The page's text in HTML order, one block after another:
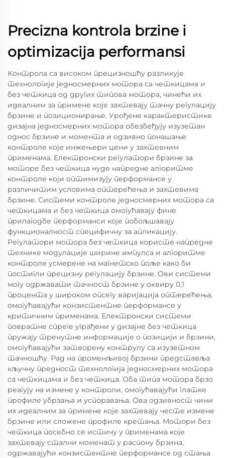
Precizna kontrola brzine i
optimizacija performansi
Контрола са високом прецизношћу разликује
технологије једносмерних мотора са четкицама и
без четкица од других типова мотора, чинећи их
идеалним за примене које захтевају тачну регулацију
брзине и позиционирање. Урођене карактеристике
дизајна једносмерних мотора обезбеђују изузетан
однос брзине и моментa и одзивно понашање
контроле које инжењери цени у захтевним
применама. Електронски регулатори брзине за
моторе без четкица нуде напредне алгоритме
контроле који оптимизују перформансе у
различитим условима оптерећења и захтевима
брзине. Системи контроле једносмерних мотора са
четкицама и без четкица омогућавају фине
прилагодбе перформанси које побољшавају
функционалност специфичну за апликацију.
Регулатори мотора без четкица користе напредне
технике модулације ширине импулса и алгоритме
контроле усмерене на магнетско поље како би
постигли прецизну регулацију брзине. Ови системи
могу одржавати тачност брзине у оквиру 0,1
процента у широком опсегу варијација оптерећења,
омогућавајући конзистентне перформансе у
критичним применама. Електронски системи
повратне спреге уграђени у дизајне без четкица
пружају тренутне информације о позицији и брзини,
омогућавајући затворену контрулу са изузетном
тачношћу. Рад на променљивој брзини представља
кључну предност технологија једносмерних мотора
са четкицама и без четкица. Оба типа мотора брзо
реагују на измене у контроли, омогућавајући глатке
профиле убрзања и успоравања. Ова одзивност чини
их идеалним за примене које захтевају честе измене
брзине или сложене профиле кретања. Мотори без
четкица посебно се истичу у применама које
захтевају стални моменат у распону брзина,
одржавајући конзистентне перформансе од стања